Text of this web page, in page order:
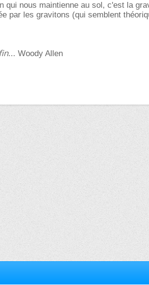
qui nous maintienne au sol, c'est la
par les gravitons (qui semblent
... Woody Allen